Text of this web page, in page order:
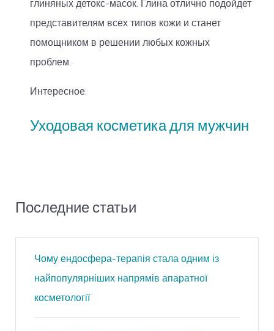
глиняных детокс-масок. Глина отлично подойдет
представителям всех типов кожи и станет
помощником в решении любых кожных
проблем.
Интересное:
Уходовая косметика для мужчин
Последние статьи
Чому ендосфера-терапія стала одним із
найпопулярніших напрямів апаратної
косметології